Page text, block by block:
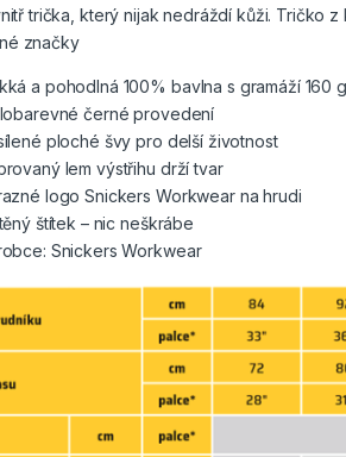
trička, který nijak nedráždí kůži. Tričko
značky
a pohodlná 100% bavlna s gramáží 160
černé provedení
ploché švy pro delší životnost
lem výstřihu drží tvar
logo Snickers Workwear na hrudi
štítek – nic neškrábe
Snickers Workwear